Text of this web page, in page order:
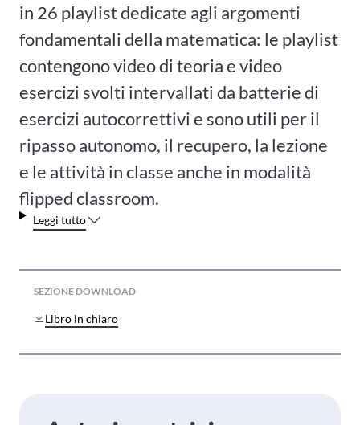
in 26 playlist dedicate agli argomenti
fondamentali della matematica: le playlist
contengono video di teoria e video
esercizi svolti intervallati da batterie di
esercizi autocorrettivi e sono utili per il
ripasso autonomo, il recupero, la lezione
e le attività in classe anche in modalità
flipped classroom.
Leggi tutto
SEZIONE DOWNLOAD
Libro in chiaro